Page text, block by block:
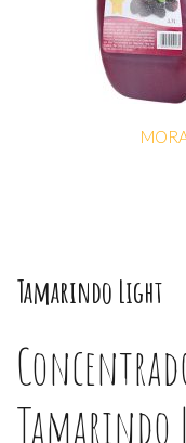
Tamarindo Light
Tamarindo